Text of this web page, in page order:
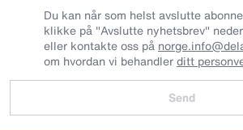
Du kan når som helst avslutte
klikke på "Avslutte nyhetsbrev"
eller kontakte oss på
om hvordan vi behandlerditt
Send